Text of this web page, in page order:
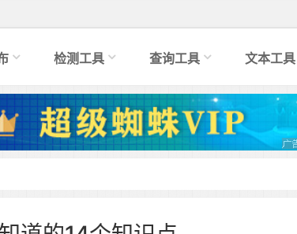
检测工具 查询工具 文本工具